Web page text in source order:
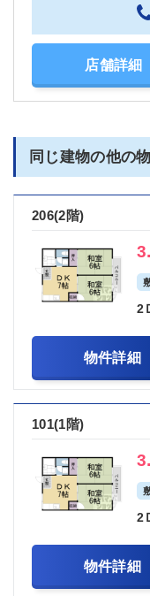
店舗詳細
同じ建物の他の
206(2階)
2
物件詳細
101(1階)
2
物件詳細